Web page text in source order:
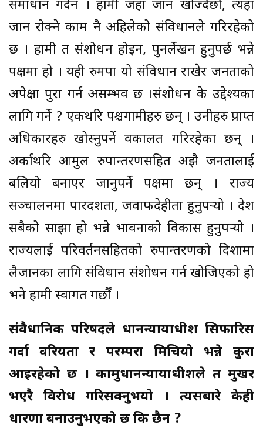
समाधान गर्दैन । हामी जहाँ जान खोज्दैछौं, त्यहाँ
जान रोक्ने काम नै अहिलेको संविधानले गरिरहेको
छ । हामी त संशोधन होइन, पुनर्लेखन हुनुपर्छ भन्ने
पक्षमा हो । यही रुमपा यो संविधान राखेर जनताको
अपेक्षा पुरा गर्न असम्भव छ ।संशोधन के उद्देश्यका
लागि गर्ने ? एकथरि पश्चगामीहरु छन् । उनीहरु प्राप्त
अधिकारहरु खोस्नुपर्ने वकालत गरिरहेका छन् ।
अर्काथरि आमुल रुपान्तरणसहित अझै जनतालाई
बलियो बनाएर जानुपर्ने पक्षमा छन् । राज्य
सञ्चालनमा पारदर्शीता, जवाफदेहीता हुनुपर्‍यो । देश
सबैको साझा हो भन्ने भावनाको विकास हुनुपर्‍यो ।
राज्यलाई परिवर्तनसहितको रुपान्तरणको दिशामा
लैजानका लागि संविधान संशोधन गर्न खोजिएको हो
भने हामी स्वागत गर्छौं ।
संवैधानिक परिषदले प्रधानन्यायाधीश सिफारिस
गर्दा वरियता र परम्परा मिचियो भन्ने कुरा
आइरहेको छ । कामुप्रधानन्यायाधीशले त मुखर
भएरै विरोध गरिसक्नुभयो । त्यसबारे केही
धारणा बनाउनुभएको छ कि छैन ?